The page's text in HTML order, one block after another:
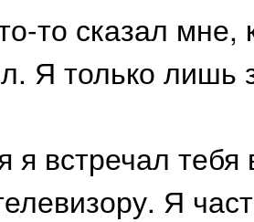
то сказал
Я только лишь
я встречал
Я